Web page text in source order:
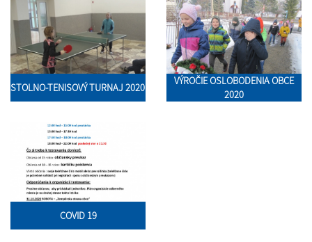
STOLNO-TENISOVÝ TURNAJ 2020
VÝROČIE OSLOBODENIA OBCE
2020
COVID 19